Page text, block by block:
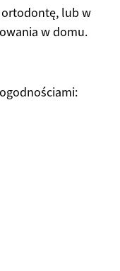
ortodontę, lub w
w domu.